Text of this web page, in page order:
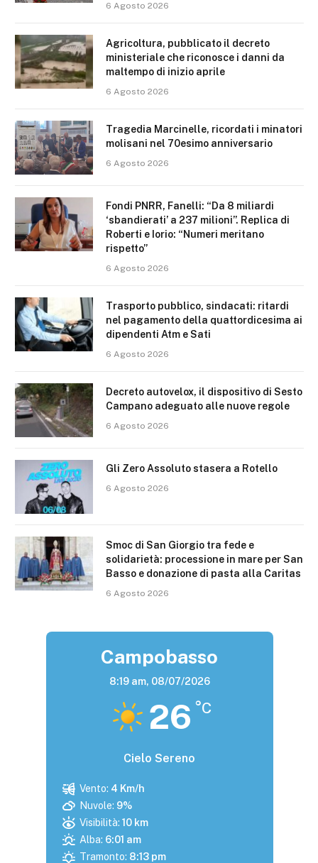
6 Agosto 2026
Agricoltura, pubblicato il decreto
ministeriale che riconosce i danni da
maltempo di inizio aprile
6 Agosto 2026
Tragedia Marcinelle, ricordati i minatori
molisani nel 70esimo anniversario
6 Agosto 2026
Fondi PNRR, Fanelli: “Da 8 miliardi
‘sbandierati’ a 237 milioni”. Replica di
Roberti e Iorio: “Numeri meritano
rispetto”
6 Agosto 2026
Trasporto pubblico, sindacati: ritardi
nel pagamento della quattordicesima ai
dipendenti Atm e Sati
6 Agosto 2026
Decreto autovelox, il dispositivo di Sesto
Campano adeguato alle nuove regole
6 Agosto 2026
Gli Zero Assoluto stasera a Rotello
6 Agosto 2026
Smoc di San Giorgio tra fede e
solidarietà: processione in mare per San
Basso e donazione di pasta alla Caritas
6 Agosto 2026
Campobasso
8:19 am, 08/07/2026
26 °C
Cielo Sereno
Vento: 4 Km/h
Nuvole: 9%
Visibilità: 10 km
Alba: 6:01 am
Tramonto: 8:13 pm